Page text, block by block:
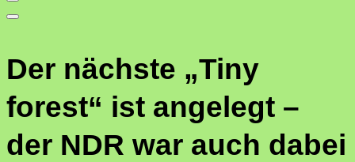
Der nächste „Tiny
forest“ ist angelegt –
der NDR war auch dabei